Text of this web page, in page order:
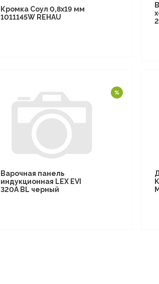
Кромка Соул 0,8х19 мм
1011145W REHAU
Варочная панель
индукционная LEX EVI
320A BL черный